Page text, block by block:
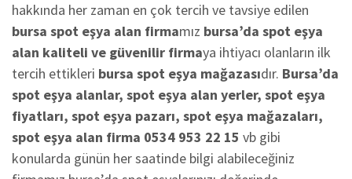
hakkında her zaman en çok tercih ve tavsiye edilen
bursa spot eşya alan firmamız bursa’da spot eşya
alan kaliteli ve güvenilir firmaya ihtiyacı olanların ilk
tercih ettikleri bursa spot eşya mağazasıdır. Bursa’da
spot eşya alanlar, spot eşya alan yerler, spot eşya
fiyatları, spot eşya pazarı, spot eşya mağazaları,
spot eşya alan firma 0534 953 22 15 vb gibi
konularda günün her saatinde bilgi alabileceğiniz